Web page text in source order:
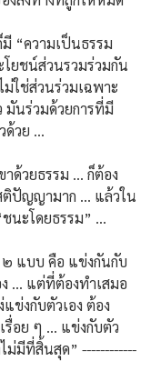
“ความเป็นธรรม
โยชน์ส่วนรวมร่วมกัน
ม่ใช่ส่วนร่วมเฉพาะ
มันร่วมด้วยการที่มี
ด้วย ...
ด้วยธรรม … ก็ต้อง
ปัญญามาก … แล้วใน
นะโดยธรรม” ...
๒ แบบ คือ แข่งกันกับ
… แต่ที่ต้องทำเสมอ
ข่งกับตัวเอง ต้อง
รื่อย ๆ … แข่งกับตัว
ม่มีที่สิ้นสุด” ------------